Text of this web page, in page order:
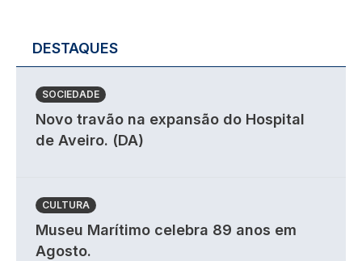
DESTAQUES
SOCIEDADE
Novo travão na expansão do Hospital
de Aveiro. (DA)
CULTURA
Museu Marítimo celebra 89 anos em
Agosto.